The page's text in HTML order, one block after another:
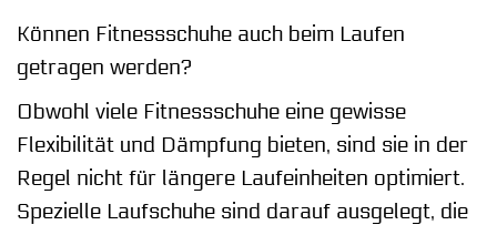
Können Fitnessschuhe auch beim Laufen
getragen werden?
Obwohl viele Fitnessschuhe eine gewisse
Flexibilität und Dämpfung bieten, sind sie in der
Regel nicht für längere Laufeinheiten optimiert.
Spezielle Laufschuhe sind darauf ausgelegt, die